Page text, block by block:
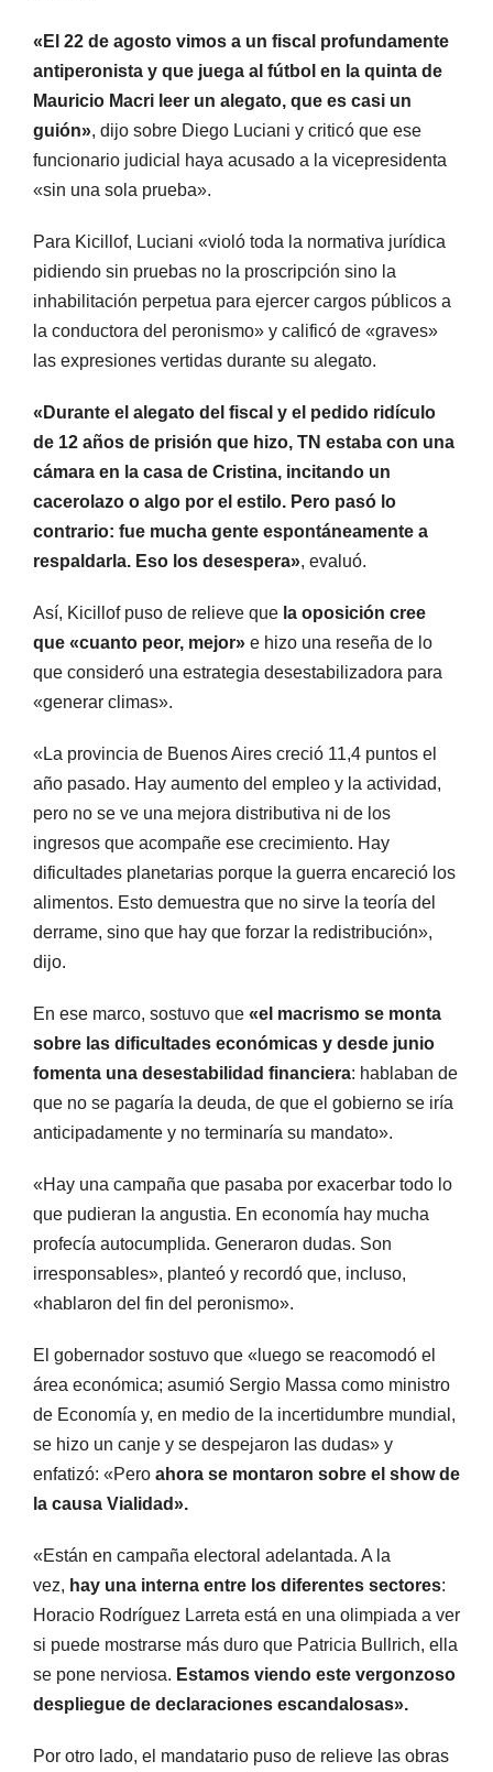
«El 22 de agosto vimos a un fiscal profundamente
antiperonista y que juega al fútbol en la quinta de
Mauricio Macri leer un alegato, que es casi un
guión», dijo sobre Diego Luciani y criticó que ese
funcionario judicial haya acusado a la vicepresidenta
«sin una sola prueba».
Para Kicillof, Luciani «violó toda la normativa jurídica
pidiendo sin pruebas no la proscripción sino la
inhabilitación perpetua para ejercer cargos públicos a
la conductora del peronismo» y calificó de «graves»
las expresiones vertidas durante su alegato.
«Durante el alegato del fiscal y el pedido ridículo
de 12 años de prisión que hizo, TN estaba con una
cámara en la casa de Cristina, incitando un
cacerolazo o algo por el estilo. Pero pasó lo
contrario: fue mucha gente espontáneamente a
respaldarla. Eso los desespera», evaluó.
Así, Kicillof puso de relieve que la oposición cree
que «cuanto peor, mejor» e hizo una reseña de lo
que consideró una estrategia desestabilizadora para
«generar climas».
«La provincia de Buenos Aires creció 11,4 puntos el
año pasado. Hay aumento del empleo y la actividad,
pero no se ve una mejora distributiva ni de los
ingresos que acompañe ese crecimiento. Hay
dificultades planetarias porque la guerra encareció los
alimentos. Esto demuestra que no sirve la teoría del
derrame, sino que hay que forzar la redistribución»,
dijo.
En ese marco, sostuvo que «el macrismo se monta
sobre las dificultades económicas y desde junio
fomenta una desestabilidad financiera: hablaban de
que no se pagaría la deuda, de que el gobierno se iría
anticipadamente y no terminaría su mandato».
«Hay una campaña que pasaba por exacerbar todo lo
que pudieran la angustia. En economía hay mucha
profecía autocumplida. Generaron dudas. Son
irresponsables», planteó y recordó que, incluso,
«hablaron del fin del peronismo».
El gobernador sostuvo que «luego se reacomodó el
área económica; asumió Sergio Massa como ministro
de Economía y, en medio de la incertidumbre mundial,
se hizo un canje y se despejaron las dudas» y
enfatizó: «Pero ahora se montaron sobre el show de
la causa Vialidad».
«Están en campaña electoral adelantada. A la
vez, hay una interna entre los diferentes sectores:
Horacio Rodríguez Larreta está en una olimpiada a ver
si puede mostrarse más duro que Patricia Bullrich, ella
se pone nerviosa. Estamos viendo este vergonzoso
despliegue de declaraciones escandalosas».
Por otro lado, el mandatario puso de relieve las obras